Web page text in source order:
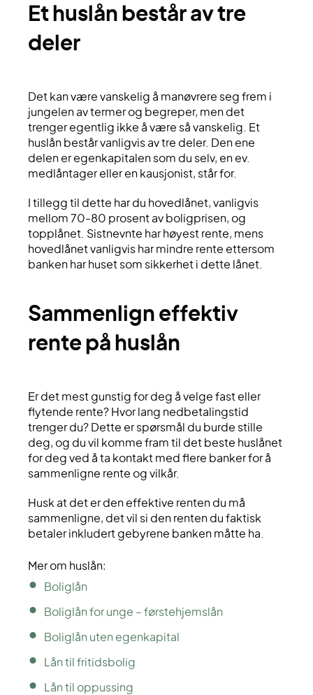
et huslån består av tre
deler
Det kan være vanskelig å manøvrere seg frem i
jungelen av termer og begreper, men det
trenger egentlig ikke å være så vanskelig. Et
huslån består vanligvis av tre deler. Den ene
delen er egenkapitalen som du selv, en ev.
medlåntager eller en kausjonist, står for.
I tillegg til dette har du hovedlånet, vanligvis
mellom 70-80 prosent av boligprisen, og
topplånet. Sistnevnte har høyest rente, mens
hovedlånet vanligvis har mindre rente ettersom
banken har huset som sikkerhet i dette lånet.
sammenlign effektiv
rente på huslån
Er det mest gunstig for deg å velge fast eller
flytende rente? Hvor lang nedbetalingstid
trenger du? Dette er spørsmål du burde stille
deg, og du vil komme fram til det beste huslånet
for deg ved å ta kontakt med flere banker for å
sammenligne rente og vilkår.
Husk at det er den effektive renten du må
sammenligne, det vil si den renten du faktisk
betaler inkludert gebyrene banken måtte ha.
Mer om huslån:
Boliglån
Boliglån for unge – førstehjemslån
Boliglån uten egenkapital
Lån til fritidsbolig
Lån til oppussing